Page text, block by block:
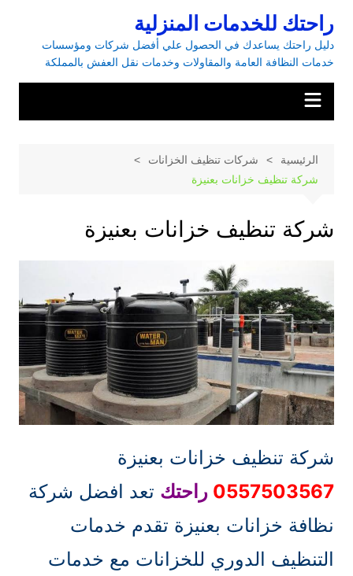
راحتك للخدمات المنزلية
دليل راحتك يساعدك في الحصول علي أفضل شركات ومؤسسات
خدمات النظافة العامة والمقاولات وخدمات نقل العفش بالمملكة
الرئيسية
شركات تنظيف الخزانات
شركة تنظيف خزانات بعنيزة
شركة تنظيف خزانات بعنيزة
شركة تنظيف خزانات بعنيزة
0557503567 راحتك تعد افضل شركة
نظافة خزانات بعنيزة تقدم خدمات
التنظيف الدوري للخزانات مع خدمات